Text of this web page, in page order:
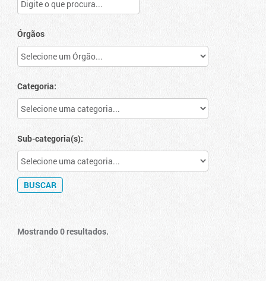
Órgãos
Categoria:
Sub-categoria(s):
Mostrando 0 resultados.